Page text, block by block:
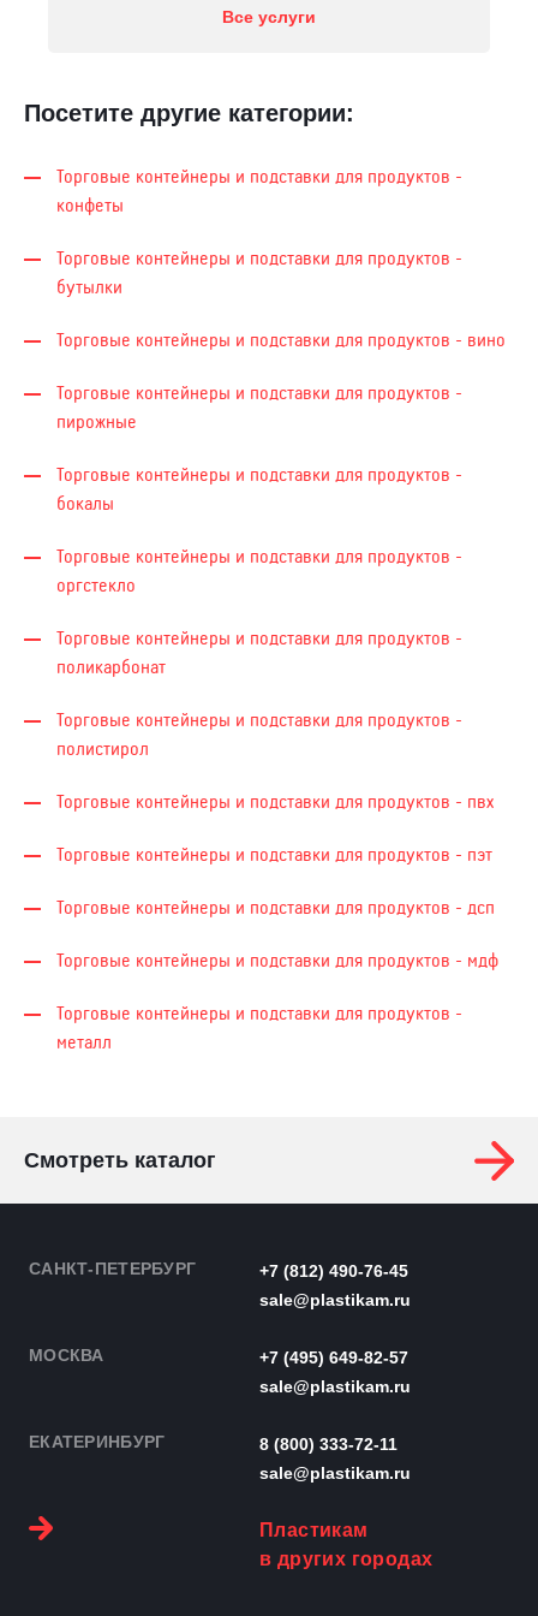
Все услуги
Посетите другие категории:
Торговые контейнеры и подставки для продуктов -
конфеты
Торговые контейнеры и подставки для продуктов -
бутылки
Торговые контейнеры и подставки для продуктов - вино
Торговые контейнеры и подставки для продуктов -
пирожные
Торговые контейнеры и подставки для продуктов -
бокалы
Торговые контейнеры и подставки для продуктов -
оргстекло
Торговые контейнеры и подставки для продуктов -
поликарбонат
Торговые контейнеры и подставки для продуктов -
полистирол
Торговые контейнеры и подставки для продуктов - пвх
Торговые контейнеры и подставки для продуктов - пэт
Торговые контейнеры и подставки для продуктов - дсп
Торговые контейнеры и подставки для продуктов - мдф
Торговые контейнеры и подставки для продуктов -
металл
Смотреть каталог
САНКТ-ПЕТЕРБУРГ
+7 (812) 490-76-45
sale@plastikam.ru
МОСКВА
+7 (495) 649-82-57
sale@plastikam.ru
ЕКАТЕРИНБУРГ
8 (800) 333-72-11
sale@plastikam.ru
Пластикам
в других городах